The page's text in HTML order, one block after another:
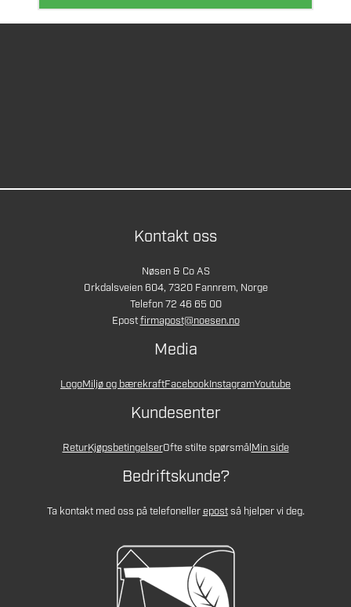
Kontakt oss
Nøsen & Co AS
Orkdalsveien 604, 7320 Fannrem, Norge
Telefon 72 46 65 00
Epostfirmapost@noesen.no
Media
LogoMiljø og bærekraftFacebookInstagramYoutube
Kundesenter
ReturKjøpsbetingelserOfte stilte spørsmålMin side
Bedriftskunde?
Ta kontakt med oss på telefonellerepostså hjelper vi deg.